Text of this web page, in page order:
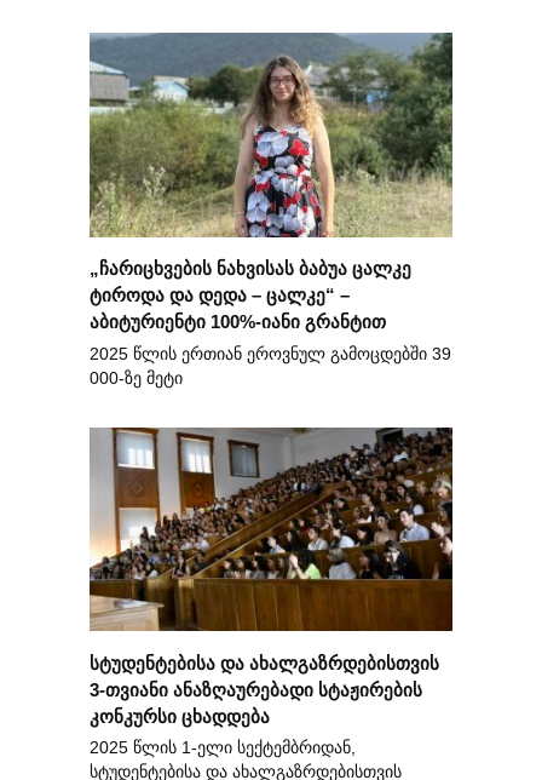
„ჩარიცხვების ნახვისას ბაბუა ცალკე
ტიროდა და დედა – ცალკე“ –
აბიტურიენტი 100%-იანი გრანტით
2025 წლის ერთიან ეროვნულ გამოცდებში 39
000-ზე მეტი
სტუდენტებისა და ახალგაზრდებისთვის
3-თვიანი ანაზღაურებადი სტაჟირების
კონკურსი ცხადდება
2025 წლის 1-ელი სექტემბრიდან,
სტუდენტებისა და ახალგაზრდებისთვის